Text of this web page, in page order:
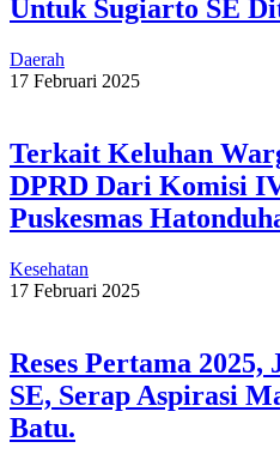
Untuk Sugiarto SE
Daerah
17 Februari 2025
Terkait Keluhan
DPRD Dari Komisi
Puskesmas
Kesehatan
17 Februari 2025
Reses Pertama 2025,
SE, Serap Aspirasi
Batu.